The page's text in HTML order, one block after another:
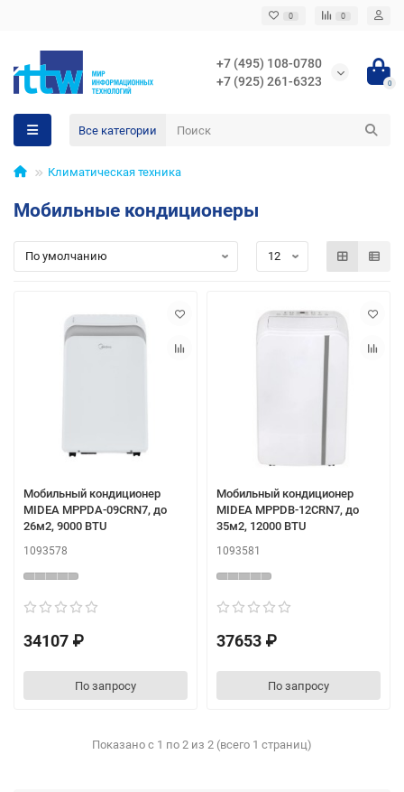
0 0
+7 (495) 108-0780
+7 (925) 261-6323
0
Все категории
Климатическая техника
Мобильные кондиционеры
Мобильный кондиционер
MIDEA MPPDA-09CRN7, до
26м2, 9000 BTU
1093578
34107 ₽
По запросу
Мобильный кондиционер
MIDEA MPPDB-12CRN7, до
35м2, 12000 BTU
1093581
37653 ₽
По запросу
Показано с 1 по 2 из 2 (всего 1 страниц)